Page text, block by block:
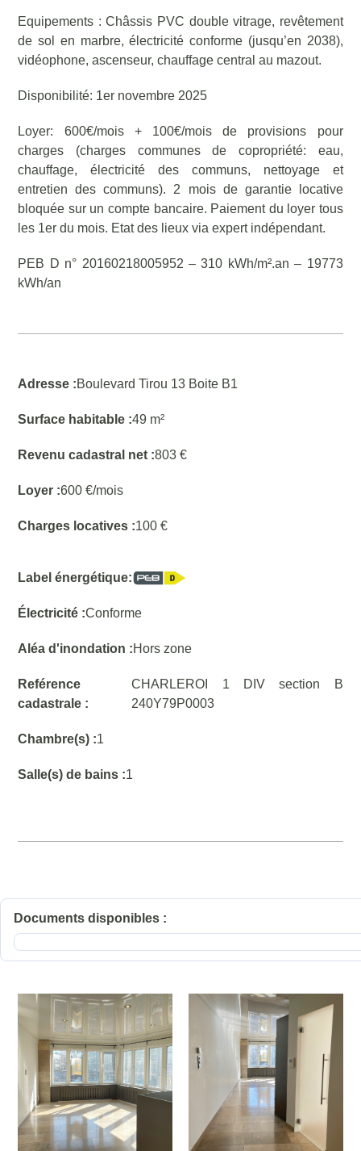
Equipements : Châssis PVC double vitrage, revêtement
de sol en marbre, électricité conforme (jusqu’en 2038),
vidéophone, ascenseur, chauffage central au mazout.
Disponibilité: 1er novembre 2025
Loyer: 600€/mois + 100€/mois de provisions pour
charges (charges communes de copropriété: eau,
chauffage, électricité des communs, nettoyage et
entretien des communs). 2 mois de garantie locative
bloquée sur un compte bancaire. Paiement du loyer tous
les 1er du mois. Etat des lieux via expert indépendant.
PEB D n° 20160218005952 – 310 kWh/m².an – 19773
kWh/an
Adresse :Boulevard Tirou 13 Boite B1
Surface habitable :49 m²
Revenu cadastral net :803 €
Loyer :600 €/mois
Charges locatives :100 €
Label énergétique:
Électricité :Conforme
Aléa d'inondation :Hors zone
Reférence
cadastrale :
CHARLEROI 1 DIV section B
240Y79P0003
Chambre(s) :1
Salle(s) de bains :1
Documents disponibles :